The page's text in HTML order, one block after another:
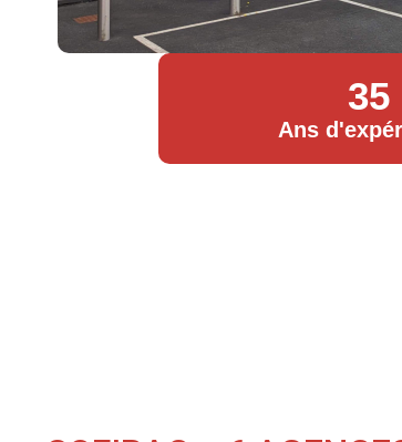
Ans
35